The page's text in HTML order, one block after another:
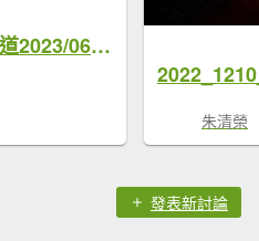
台中．西屯 中央公園步道2023/06/23
朱清榮
發表新討論